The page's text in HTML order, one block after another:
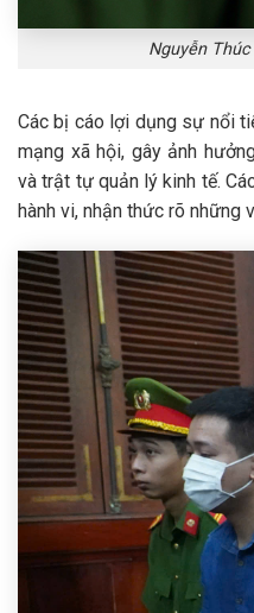
Nguyễn
Các bị cáo lợi dụng sự nổi
mạng xã hội, gây ảnh
và trật tự quản lý kinh tế.
hành vi, nhận thức rõ những